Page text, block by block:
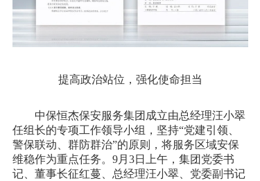
提高政治站位，强化使命担当
中保恒杰保安服务集团成立由总经理汪小翠
任组长的专项工作领导小组，坚持“党建引领、
警保联动、群防群治”的原则，将服务区域安保
维稳作为重点任务。9月3日上午，集团党委书
记、董事长征红蔓、总经理汪小翠、党委副书记